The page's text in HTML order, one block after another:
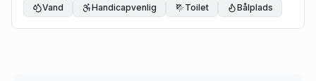
Vand Handicapvenlig Toilet Bålplads